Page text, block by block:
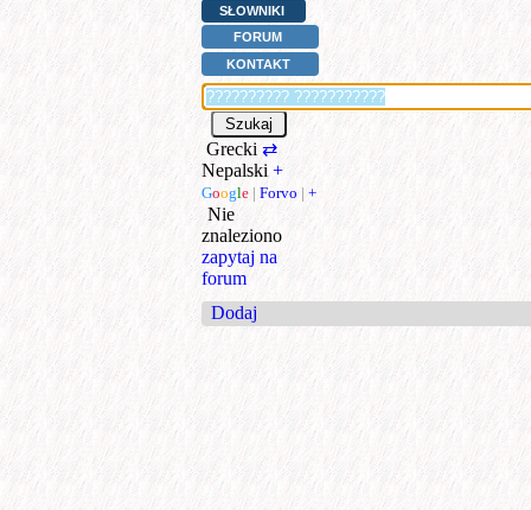
SŁOWNIKI
FORUM
KONTAKT
Grecki ⇄
Nepalski +
Google | Forvo | +
Nie
znaleziono
zapytaj na
forum
Dodaj